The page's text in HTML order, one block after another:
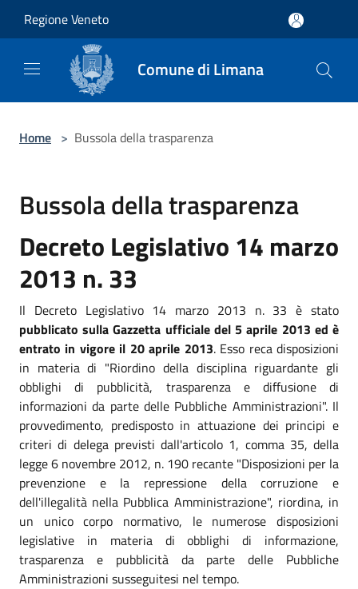
Regione Veneto
Comune di Limana
Home > Bussola della trasparenza
Bussola della trasparenza
Decreto Legislativo 14 marzo
2013 n. 33
Il Decreto Legislativo 14 marzo 2013 n. 33 è stato
pubblicato sulla Gazzetta ufficiale del 5 aprile 2013 ed è
entrato in vigore il 20 aprile 2013. Esso reca disposizioni
in materia di "Riordino della disciplina riguardante gli
obblighi di pubblicità, trasparenza e diffusione di
informazioni da parte delle Pubbliche Amministrazioni". Il
provvedimento, predisposto in attuazione dei principi e
criteri di delega previsti dall'articolo 1, comma 35, della
legge 6 novembre 2012, n. 190 recante "Disposizioni per la
prevenzione e la repressione della corruzione e
dell'illegalità nella Pubblica Amministrazione", riordina, in
un unico corpo normativo, le numerose disposizioni
legislative in materia di obblighi di informazione,
trasparenza e pubblicità da parte delle Pubbliche
Amministrazioni susseguitesi nel tempo.